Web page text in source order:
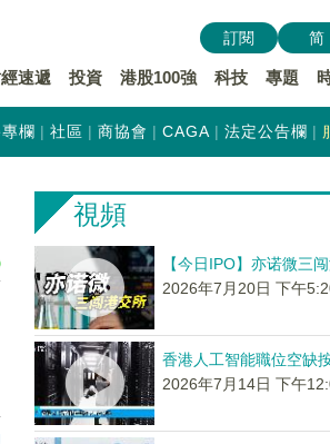
速遞 投資 港股100強 科技 專題
訂閱 简
欄 社區 商協會 CAGA 法定公告欄
視頻
【今日IPO】亦诺微三
2026年7月20日 下午
香港人工智能職位空缺
2026年7月14日 下午